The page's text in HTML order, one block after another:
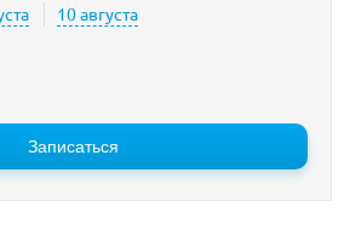
10 августа
Записаться